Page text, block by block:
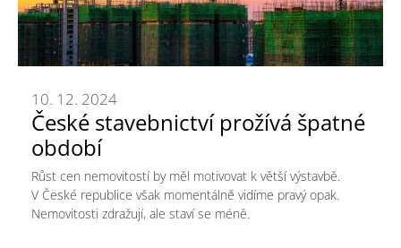
České stavebnictví prožívá špatné
období
10. 12. 2024
Růst cen nemovitostí by měl motivovat k větší výstavbě.
V České republice však momentálně vidíme pravý opak.
Nemovitosti zdražují, ale staví se méně.